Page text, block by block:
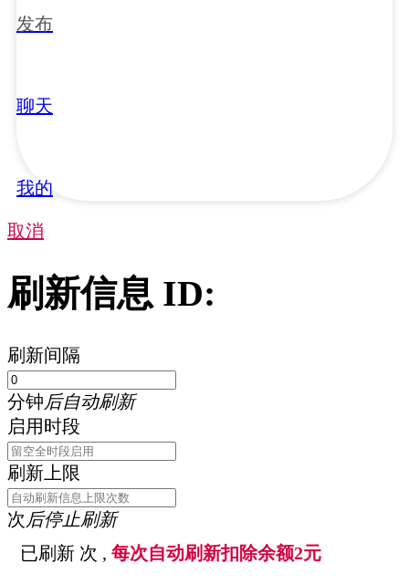
发布
聊天
我的
取消
刷新信息 ID:
刷新间隔
分钟后自动刷新
启用时段
刷新上限
次 后停止刷新
已刷新 次 , 每次自动刷新扣除余额2元